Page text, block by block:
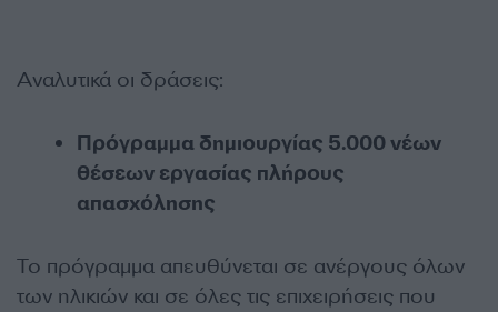
Αναλυτικά οι δράσεις:
Πρόγραμμα δημιουργίας 5.000 νέων
θέσεων εργασίας πλήρους
απασχόλησης
Το πρόγραμμα απευθύνεται σε ανέργους όλων
των ηλικιών και σε όλες τις επιχειρήσεις που